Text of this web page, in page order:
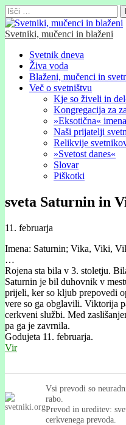
Išči:
Svetniki, mučenci in blaženi
Glavni
meni
Skip
content
Svetnik dneva
Živa voda
Blaženi, mučenci in
Več o svetništvu
Kje so živeli in
Kongregacija za
»Eksotična«
Naši prijatelji
Relikvije
»Svetost danes«
Slovar
Piškotki
sveta Saturnin in
11. februarja
Imena: Saturnin; Vika, Viki,
…
Rojena sta bila v 3. stoletju.
Saturnin je bil duhovnik v
prijeli, ker so kljub prepovedi
vere so ga obglavili. Viktorija
cerkveni službi. Med
pa ga je zavrnila.
Godujeta 11. februarja.
Vir
Vsi prevodi so
rabo.
Prevod in ureditev:
cerkvenega prevoda.